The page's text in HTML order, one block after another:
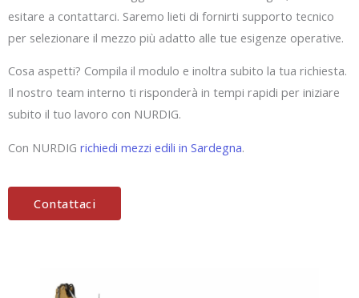
esitare a contattarci. Saremo lieti di fornirti supporto tecnico
per selezionare il mezzo più adatto alle tue esigenze operative.
Cosa aspetti? Compila il modulo e inoltra subito la tua richiesta.
Il nostro team interno ti risponderà in tempi rapidi per iniziare
subito il tuo lavoro con NURDIG.
Con NURDIG richiedi mezzi edili in Sardegna.
Contattaci